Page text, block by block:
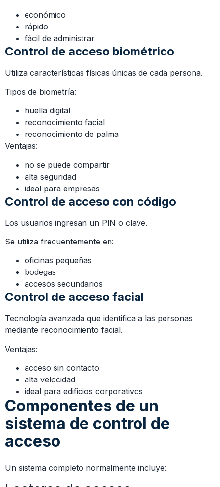
económico
rápido
fácil de administrar
Control de acceso biométrico
Utiliza características físicas únicas de cada persona.
Tipos de biometría:
huella digital
reconocimiento facial
reconocimiento de palma
Ventajas:
no se puede compartir
alta seguridad
ideal para empresas
Control de acceso con código
Los usuarios ingresan un PIN o clave.
Se utiliza frecuentemente en:
oficinas pequeñas
bodegas
accesos secundarios
Control de acceso facial
Tecnología avanzada que identifica a las personas
mediante reconocimiento facial.
Ventajas:
acceso sin contacto
alta velocidad
ideal para edificios corporativos
Componentes de un
sistema de control de
acceso
Un sistema completo normalmente incluye: